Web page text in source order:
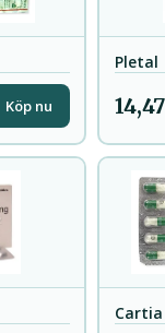
Köp nu
Pletal